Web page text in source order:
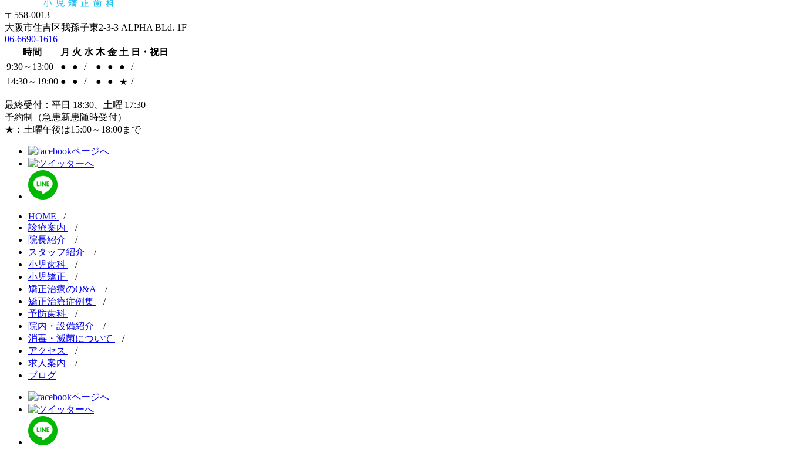
〒558-0013
大阪市住吉区我孫子東2-3-3 ALPHA BLd. 1F
06-6690-1616
時間
月 火 水 木 金 土 日・祝日
9:30～13:00
● ● / ● ● ●
/
14:30～19:00 ● ● / ● ● ★ /
最終受付：平日 18:30、土曜 17:30
予約制（急患新患随時受付）
★：土曜午後は15:00～18:00まで
HOME
/
診療案内
/
院長紹介
/
スタッフ紹介
/
小児歯科
/
小児矯正
/
矯正治療のQ&A
/
矯正治療症例集
/
予防歯科
/
院内・設備紹介
/
消毒・滅菌について
/
アクセス
/
求人案内
/
ブログ